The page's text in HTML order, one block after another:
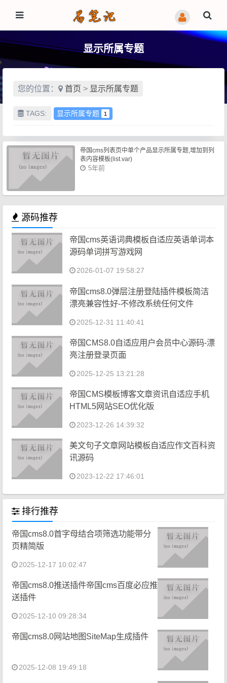
显示所属专题
您的位置： 首页 > 显示所属专题
TAGS: 显示所属专题 1
帝国cms列表页中单个产品显示所属专题,增加到列
表内容模板(list.var)
5年前
源码推荐
帝国cms英语词典模板自适应英语单词本
源码单词拼写游戏网
2026-01-07 19:58:27
帝国cms8.0弹层注册登陆插件模板简洁
漂亮兼容性好-不修改系统任何文件
2025-12-31 11:40:41
帝国CMS8.0自适应用户会员中心源码-漂
亮注册登录页面
2025-12-25 13:21:28
帝国CMS模板博客文章资讯自适应手机
HTML5网站SEO优化版
2023-12-26 14:39:32
美文句子文章网站模板自适应作文百科资
讯源码
2023-12-22 17:46:01
排行推荐
帝国cms8.0首字母结合项筛选功能带分
页精简版
2025-12-17 10:02:47
帝国cms8.0推送插件帝国cms百度必应推
送插件
2025-12-10 09:28:34
帝国cms8.0网站地图SiteMap生成插件
2025-12-08 19:49:18